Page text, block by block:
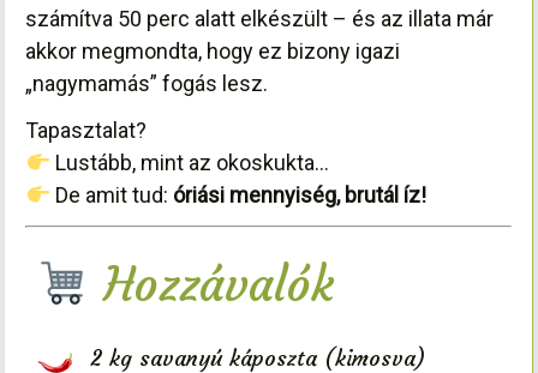
számítva 50 perc alatt elkészült – és az illata már
akkor megmondta, hogy ez bizony igazi
„nagymamás” fogás lesz.
Tapasztalat?
Lustább, mint az okoskukta…
De amit tud: óriási mennyiség, brutál íz!
Hozzávalók
2 kg savanyú káposzta (kimosva)